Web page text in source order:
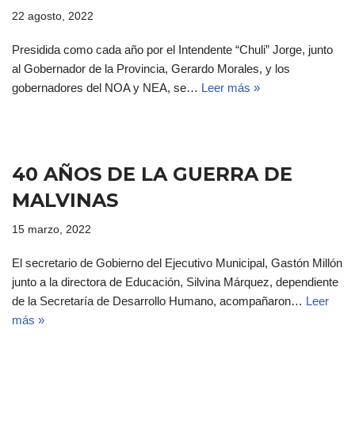
22 agosto, 2022
Presidida como cada año por el Intendente “Chuli” Jorge, junto
al Gobernador de la Provincia, Gerardo Morales, y los
gobernadores del NOA y NEA, se… Leer más »
40 AÑOS DE LA GUERRA DE
MALVINAS
15 marzo, 2022
El secretario de Gobierno del Ejecutivo Municipal, Gastón Millón
junto a la directora de Educación, Silvina Márquez, dependiente
de la Secretaría de Desarrollo Humano, acompañaron… Leer
más »